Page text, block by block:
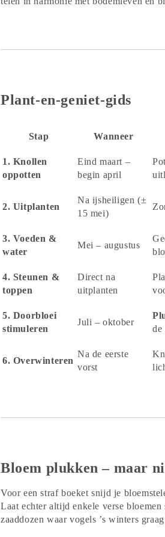
Plant-en-geniet-gids
Stap Wanneer
1. Knollen
oppotten
Eind maart –
begin april
2. Uitplanten
Na ijsheiligen (±
15 mei)
3. Voeden &
water
Mei – augustus
4. Steunen &
toppen
Direct na
uitplanten
5. Doorbloei
stimuleren
Juli – oktober
de
6. Overwinteren
Na de eerste
vorst
Bloem plukken – maar
Voor een straf boeket snijd je
Laat echter altijd enkele verse
zaaddozen waar vogels ’s winters